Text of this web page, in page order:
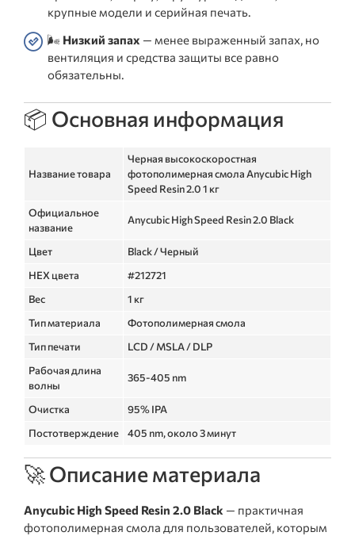
крупные модели и серийная печать.
🌬️ Низкий запах — менее выраженный запах, но
вентиляция и средства защиты все равно
обязательны.
📦 Основная информация
Название товара
Черная высокоскоростная
фотополимерная смола Anycubic High
Speed Resin 2.0 1 кг
Официальное
название
Anycubic High Speed Resin 2.0 Black
Цвет
Black / Черный
HEX цвета
#212721
Вес
1 кг
Тип материала
Фотополимерная смола
Тип печати
LCD / MSLA / DLP
Рабочая длина
волны
365-405 nm
Очистка
95% IPA
Постотверждение
405 nm, около 3 минут
🚀 Описание материала
Anycubic High Speed Resin 2.0 Black — практичная
фотополимерная смола для пользователей, которым